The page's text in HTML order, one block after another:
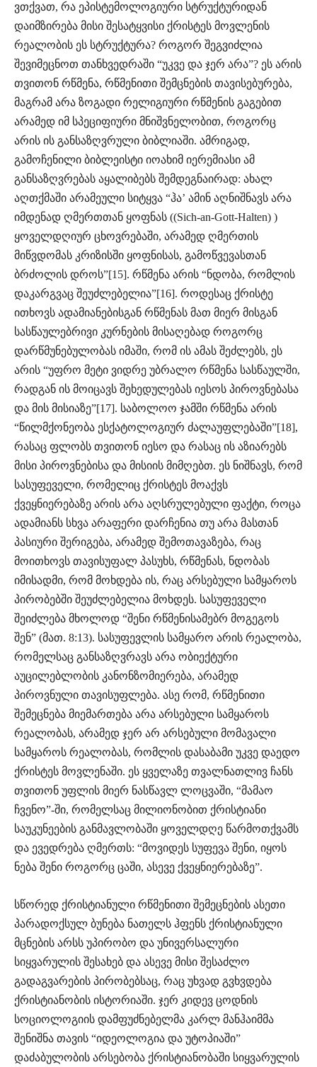
ვთქვათ, რა ეპისტემოლოგიური სტრუქტურიდან
დაიმზირება მისი შესატყვისი ქრისტეს მოვლენის
რეალობის ეს სტრუქტურა? როგორ შეგვიძლია
შევიმეცნოთ თანხვედრაში “უკვე და ჯერ არა”? ეს არის
თვითონ რწმენა, რწმენითი შემცნების თავისებურება,
მაგრამ არა ზოგადი რელიგიური რწმენის გაგებით
არამედ იმ სპეციფიური მნიშვნელობით, როგორც
არის ის განსაზღვრული ბიბლიაში. ამრიგად,
გამოჩენილი ბიბლეისტი იოახიმ იერემიასი ამ
განსაზღვრებას აყალიბებს შემდეგნაირად: ახალ
აღთქმაში არამეული სიტყვა “ჰა’ ამინ აღნიშნავს არა
იმდენად ღმერთთან ყოფნას ((Sich-an-Gott-Halten) )
ყოველდღიურ ცხოვრებაში, არამედ ღმერთის
მიწვდომას კრიზისში ყოფნისას, გამოწვევასთან
ბრძოლის დროს”[15]. რწმენა არის “ნდობა, რომლის
დაკარგვაც შეუძლებელია”[16]. როდესაც ქრისტე
ითხოვს ადამიანებისგან რწმენას მათ მიერ მისგან
სასწაულებრივი კურნების მისაღებად როგორც
დარწმუნებულობას იმაში, რომ ის ამას შეძლებს, ეს
არის “უფრო მეტი ვიდრე უბრალო რწმენა სასწაულში,
რადგან ის მოიცავს შეხედულებას იესოს პიროვნებასა
და მის მისიაზე”[17]. საბოლოო ჯამში რწმენა არის
“წილმქონეობა ესქატოლოგიურ ძალაუფლებაში”[18],
რასაც ფლობს თვითონ იესო და რასაც ის აზიარებს
მისი პიროვნებისა და მისიის მიმღებთ. ეს ნიშნავს, რომ
სასუფეველი, რომელიც ქრისტეს მოაქვს
ქვეყნიერებაზე არის არა აღსრულებული ფაქტი, როცა
ადამიანს სხვა არაფერი დარჩენია თუ არა მასთან
პასიური შერიგება, არამედ შემოთავაზება, რაც
მოითხოვს თავისუფალ პასუხს, რწმენას, ნდობას
იმისადმი, რომ მოხდება ის, რაც არსებული სამყაროს
პირობებში შეუძლებელია მოხდეს. სასუფეველი
შეიძლება მხოლოდ “შენი რწმენისამებრ მოგეგოს
შენ” (მათ. 8:13). სასუფევლის სამყარო არის რეალობა,
რომელსაც განსაზღვრავს არა ობიექტური
აუცილებლობის კანონზომიერება, არამედ
პიროვნული თავისუფლება. ასე რომ, რწმენითი
შემეცნება მიემართება არა არსებული სამყაროს
რეალობას, არამედ ჯერ არ არსებული მომავალი
სამყაროს რეალობას, რომლის დასაბამი უკვე დაედო
ქრისტეს მოვლენაში. ეს ყველაზე თვალნათლივ ჩანს
თვითონ უფლის მიერ ნასწავლ ლოცვაში, “მამაო
ჩვენო”-ში, რომელსაც მილიონობით ქრისტიანი
საუკუნეების განმავლობაში ყოველდღე წარმოთქვამს
და ევედრება ღმერთს: “მოვიდეს სუფევა შენი, იყოს
ნება შენი როგორც ცაში, ასევე ქვეყნიერებაზე”.
სწორედ ქრისტიანული რწმენითი შემეცნების ასეთი
პარადოქსულ ბუნება ნათელს ჰფენს ქრისტიანული
მცნების არსს უპირობო და უნივერსალური
სიყვარულის შესახებ და ასევე მისი შესაძლო
გადაგვარების პირობებსაც, რაც უხვად გვხვდება
ქრისტიანობის ისტორიაში. ჯერ კიდევ ცოდნის
სოციოლოგიის დამფუძნებელმა კარლ მანჰაიმმა
შენიშნა თავის “იდეოლოგია და უტოპიაში”
დაძაბულობის არსებობა ქრისტიანობაში სიყვარულის